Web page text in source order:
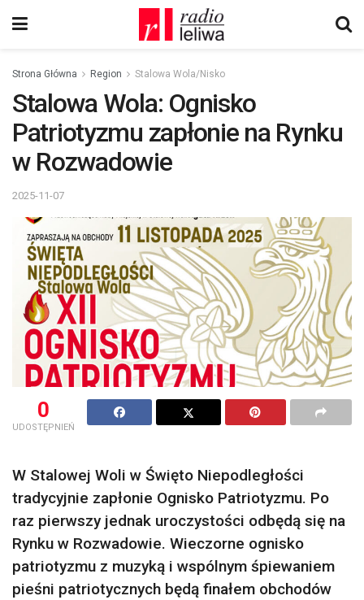
Strona Główna Region Stalowa Wola/Nisko
Stalowa Wola: Ognisko
Patriotyzmu zapłonie na Rynku
w Rozwadowie
2025-11-07
0
UDOSTĘPNIEŃ
W Stalowej Woli w Święto Niepodległości
tradycyjnie zapłonie Ognisko Patriotyzmu. Po
raz pierwszy jednak uroczystości odbędą się na
Rynku w Rozwadowie. Wieczorne ognisko
patriotyzmu z muzyką i wspólnym śpiewaniem
pieśni patriotycznych będą finałem obchodów